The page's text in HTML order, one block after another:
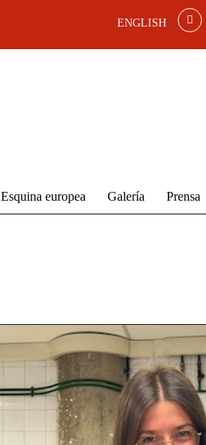
ENGLISH
Esquina europea Galería Prensa